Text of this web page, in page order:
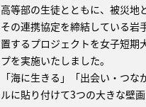
高等部の生徒とともに、被災地
その連携協定を締結している岩
置するプロジェクトを女子短期
プを実施いたしました。
「海に生きる」「出会い・つ
ルに貼り付けて3つの大きな壁